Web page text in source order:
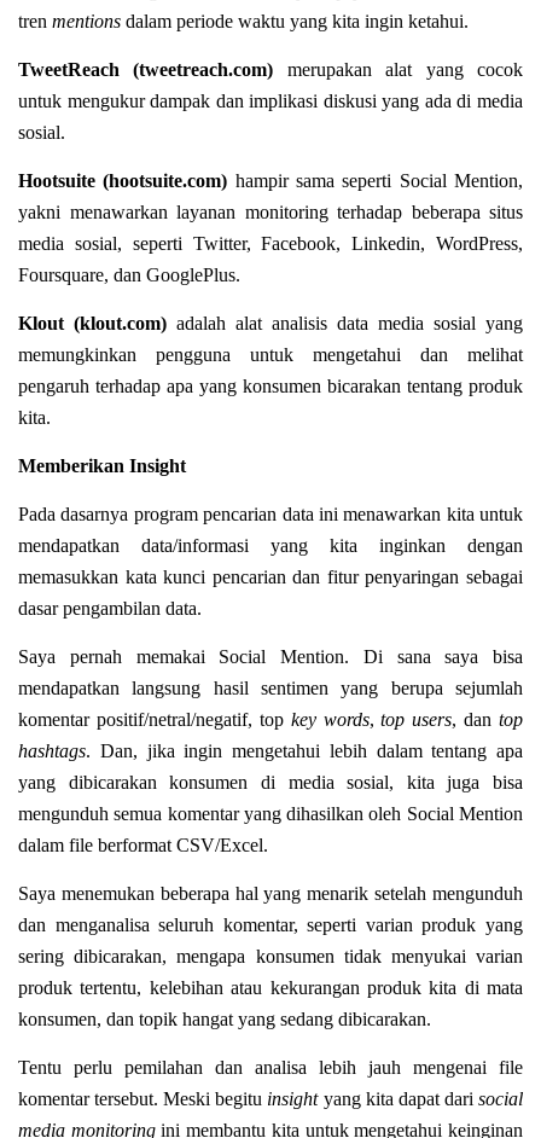
tren mentions dalam periode waktu yang kita ingin ketahui.
TweetReach (tweetreach.com) merupakan alat yang cocok
untuk mengukur dampak dan implikasi diskusi yang ada di media
sosial.
Hootsuite (hootsuite.com) hampir sama seperti Social Mention,
yakni menawarkan layanan monitoring terhadap beberapa situs
media sosial, seperti Twitter, Facebook, Linkedin, WordPress,
Foursquare, dan GooglePlus.
Klout (klout.com) adalah alat analisis data media sosial yang
memungkinkan pengguna untuk mengetahui dan melihat
pengaruh terhadap apa yang konsumen bicarakan tentang produk
kita.
Memberikan Insight
Pada dasarnya program pencarian data ini menawarkan kita untuk
mendapatkan data/informasi yang kita inginkan dengan
memasukkan kata kunci pencarian dan fitur penyaringan sebagai
dasar pengambilan data.
Saya pernah memakai Social Mention. Di sana saya bisa
mendapatkan langsung hasil sentimen yang berupa sejumlah
komentar positif/netral/negatif, top key words,top users, dan top
hashtags. Dan, jika ingin mengetahui lebih dalam tentang apa
yang dibicarakan konsumen di media sosial, kita juga bisa
mengunduh semua komentar yang dihasilkan oleh Social Mention
dalam file berformat CSV/Excel.
Saya menemukan beberapa hal yang menarik setelah mengunduh
dan menganalisa seluruh komentar, seperti varian produk yang
sering dibicarakan, mengapa konsumen tidak menyukai varian
produk tertentu, kelebihan atau kekurangan produk kita di mata
konsumen, dan topik hangat yang sedang dibicarakan.
Tentu perlu pemilahan dan analisa lebih jauh mengenai file
komentar tersebut. Meski begitu insightyang kita dapat darisocial
media monitoringini membantu kita untuk mengetahui keinginan